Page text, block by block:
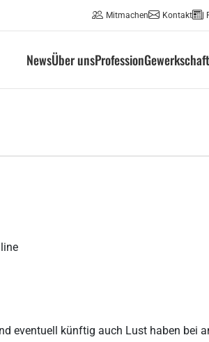
Mitmachen Kontakt
NewsÜber unsProfessionGewerkschaft
eventuell künftig auch Lust haben bei